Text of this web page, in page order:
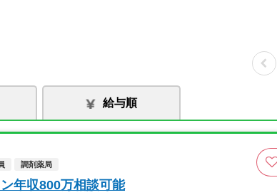
給与順
調剤薬局
年収800万相談可能